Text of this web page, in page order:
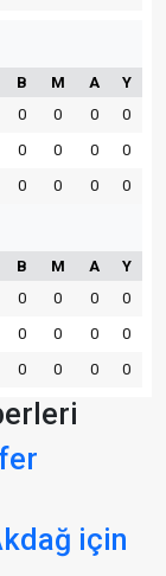
B M A
Y
0 0 0
0
0 0 0
0
0 0 0 0
B M A
Y
0 0 0
0
0 0 0
0
0 0 0 0
için